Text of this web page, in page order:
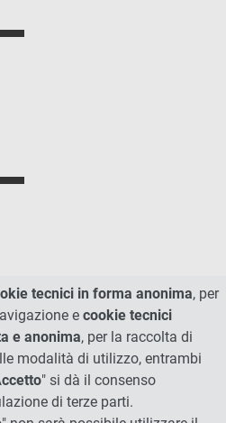
tecnici in forma anonima, per
e cookie tecnici
e anonima, per la raccolta di
modalità di utilizzo, entrambi
" si dà il consenso
di terze parti.